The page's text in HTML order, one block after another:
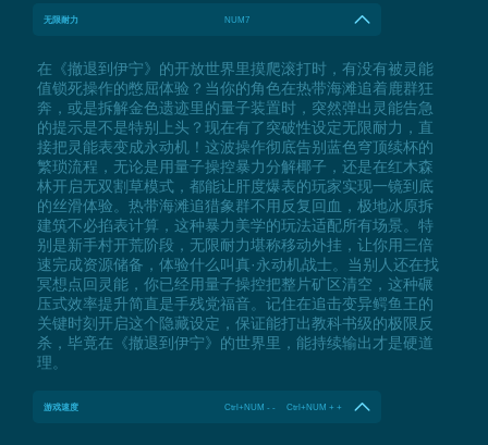
无限耐力 NUM7
在《撤退到伊宁》的开放世界里摸爬滚打时，有没有被灵能
值锁死操作的憋屈体验？当你的角色在热带海滩追着鹿群狂
奔，或是拆解金色遗迹里的量子装置时，突然弹出灵能告急
的提示是不是特别上头？现在有了突破性设定无限耐力，直
接把灵能表变成永动机！这波操作彻底告别蓝色穹顶续杯的
繁琐流程，无论是用量子操控暴力分解椰子，还是在红木森
林开启无双割草模式，都能让肝度爆表的玩家实现一镜到底
的丝滑体验。热带海滩追猎象群不用反复回血，极地冰原拆
建筑不必掐表计算，这种暴力美学的玩法适配所有场景。特
别是新手村开荒阶段，无限耐力堪称移动外挂，让你用三倍
速完成资源储备，体验什么叫真·永动机战士。当别人还在找
冥想点回灵能，你已经用量子操控把整片矿区清空，这种碾
压式效率提升简直是手残党福音。记住在追击变异鳄鱼王的
关键时刻开启这个隐藏设定，保证能打出教科书级的极限反
杀，毕竟在《撤退到伊宁》的世界里，能持续输出才是硬道
理。
游戏速度 Ctrl+NUM - - Ctrl+NUM + +